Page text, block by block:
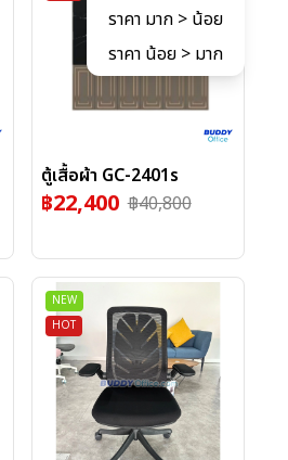
ราคา มาก > น้อย
ราคา น้อย > มาก
ตู้เสื้อผ้า GC-2401s
฿22,400 ฿40,800
NEW
HOT